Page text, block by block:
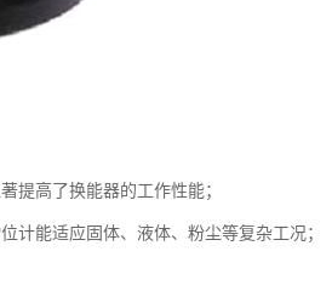
提高了换能器的工作性能；
计能适应固体、液体、粉尘等复杂工况；